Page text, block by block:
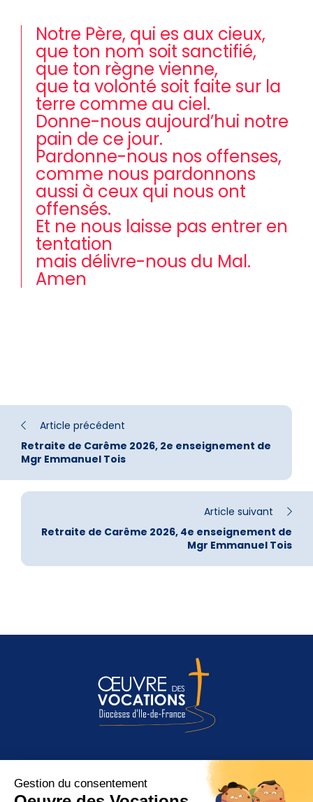
Notre Père, qui es aux cieux,
que ton nom soit sanctifié,
que ton règne vienne,
que ta volonté soit faite sur la
terre comme au ciel.
Donne-nous aujourd’hui notre
pain de ce jour.
Pardonne-nous nos offenses,
comme nous pardonnons
aussi à ceux qui nous ont
offensés.
Et ne nous laisse pas entrer en
tentation
mais délivre-nous du Mal.
Amen
Article précédent
Retraite de Carême 2026, 2e enseignement de
Mgr Emmanuel Tois
Article suivant
Retraite de Carême 2026, 4e enseignement de
Mgr Emmanuel Tois
Entendre l’appel de Dieu